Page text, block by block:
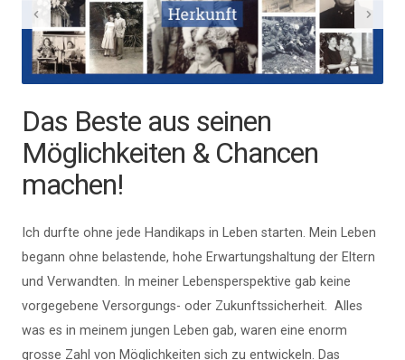
Das Beste aus seinen
Möglichkeiten & Chancen
machen!
Ich durfte ohne jede Handikaps in Leben starten. Mein Leben
begann ohne belastende, hohe Erwartungshaltung der Eltern
und Verwandten. In meiner Lebensperspektive gab keine
vorgegebene Versorgungs- oder Zukunftssicherheit. Alles
was es in meinem jungen Leben gab, waren eine enorm
grosse Zahl von Möglichkeiten sich zu entwickeln. Das